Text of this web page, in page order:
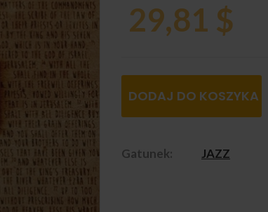
29,81 $
DODAJ DO KOSZYKA
Gatunek: JAZZ